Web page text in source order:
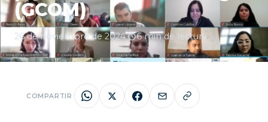
(GCOM)
26 de noviembre de 2024· 6 min de lectura
COMPARTIR